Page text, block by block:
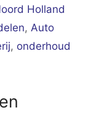
Holland
,Auto
, onderhoud